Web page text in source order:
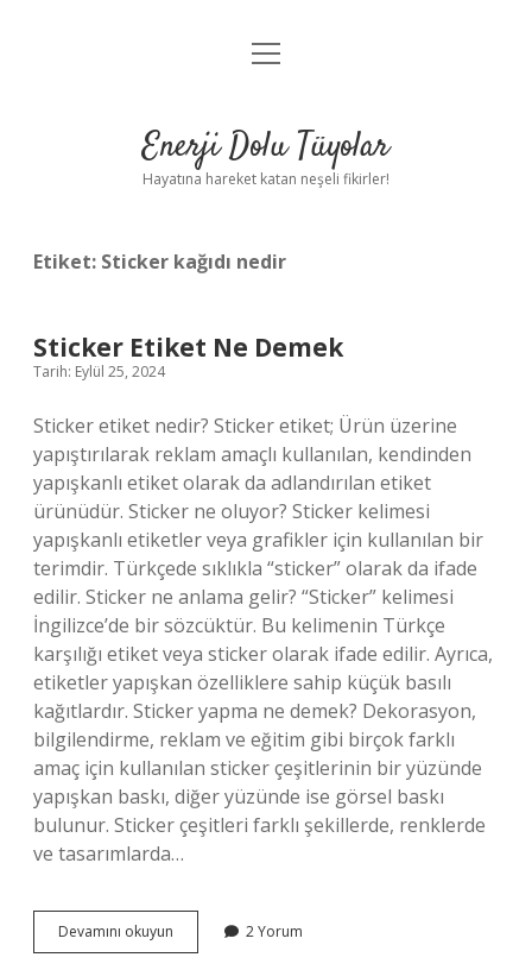
Anasayfa
Yasal Uyarı
menüyü
Enerji Dolu Tüyolar
Hayatına hareket katan neşeli fikirler!
Etiket: Sticker kağıdı nedir
Sticker Etiket Ne Demek
Tarih: Eylül 25, 2024
Sticker etiket nedir? Sticker etiket; Ürün üzerine
yapıştırılarak reklam amaçlı kullanılan, kendinden
yapışkanlı etiket olarak da adlandırılan etiket
ürünüdür. Sticker ne oluyor? Sticker kelimesi
yapışkanlı etiketler veya grafikler için kullanılan bir
terimdir. Türkçede sıklıkla “sticker” olarak da ifade
edilir. Sticker ne anlama gelir? “Sticker” kelimesi
İngilizce’de bir sözcüktür. Bu kelimenin Türkçe
karşılığı etiket veya sticker olarak ifade edilir. Ayrıca,
etiketler yapışkan özelliklere sahip küçük basılı
kağıtlardır. Sticker yapma ne demek? Dekorasyon,
bilgilendirme, reklam ve eğitim gibi birçok farklı
amaç için kullanılan sticker çeşitlerinin bir yüzünde
yapışkan baskı, diğer yüzünde ise görsel baskı
bulunur. Sticker çeşitleri farklı şekillerde, renklerde
ve tasarımlarda…
Devamını okuyun
Etiket
2 Yorum